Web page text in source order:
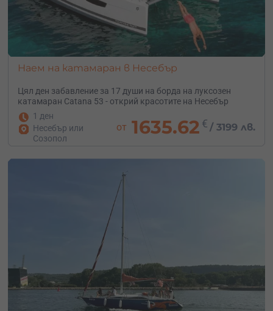
Наем на катамаран в Несебър
Цял ден забавление за 17 души на борда на луксозен
катамаран Catana 53 - открий красотите на Несебър
1 ден
Несебър или
Созопол
от 1635.62 € / 3199 лв.